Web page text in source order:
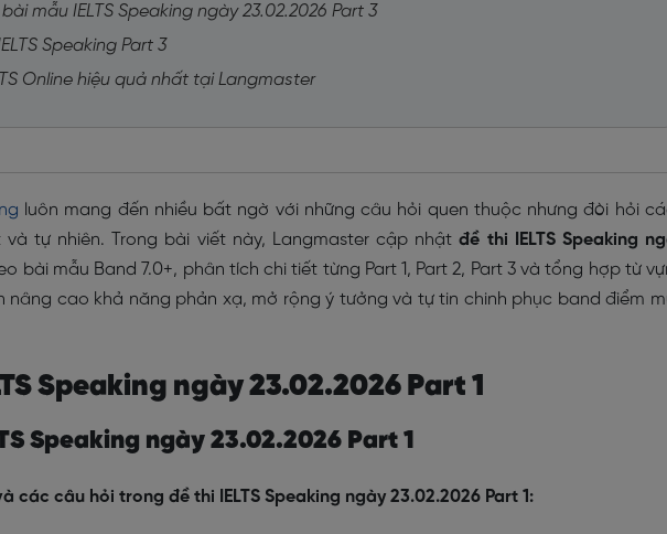
mẫu IELTS Speaking ngày 23.02.2026 Part 3
Speaking Part 3
Online hiệu quả nhất tại Langmaster
luôn mang đến nhiều bất ngờ với những câu hỏi quen thuộc nhưng đòi hỏi
và tự nhiên. Trong bài viết này, Langmaster cập nhậtđề thi IELTS Speaking
bài mẫu Band 7.0+, phân tích chi tiết từng Part 1, Part 2, Part 3 và tổng hợp từ
nâng cao khả năng phản xạ, mở rộng ý tưởng và tự tin chinh phục band điểm
Speaking ngày 23.02.2026 Part 1
Speaking ngày 23.02.2026 Part 1
các câu hỏi trong đề thi IELTS Speaking ngày 23.02.2026 Part 1: